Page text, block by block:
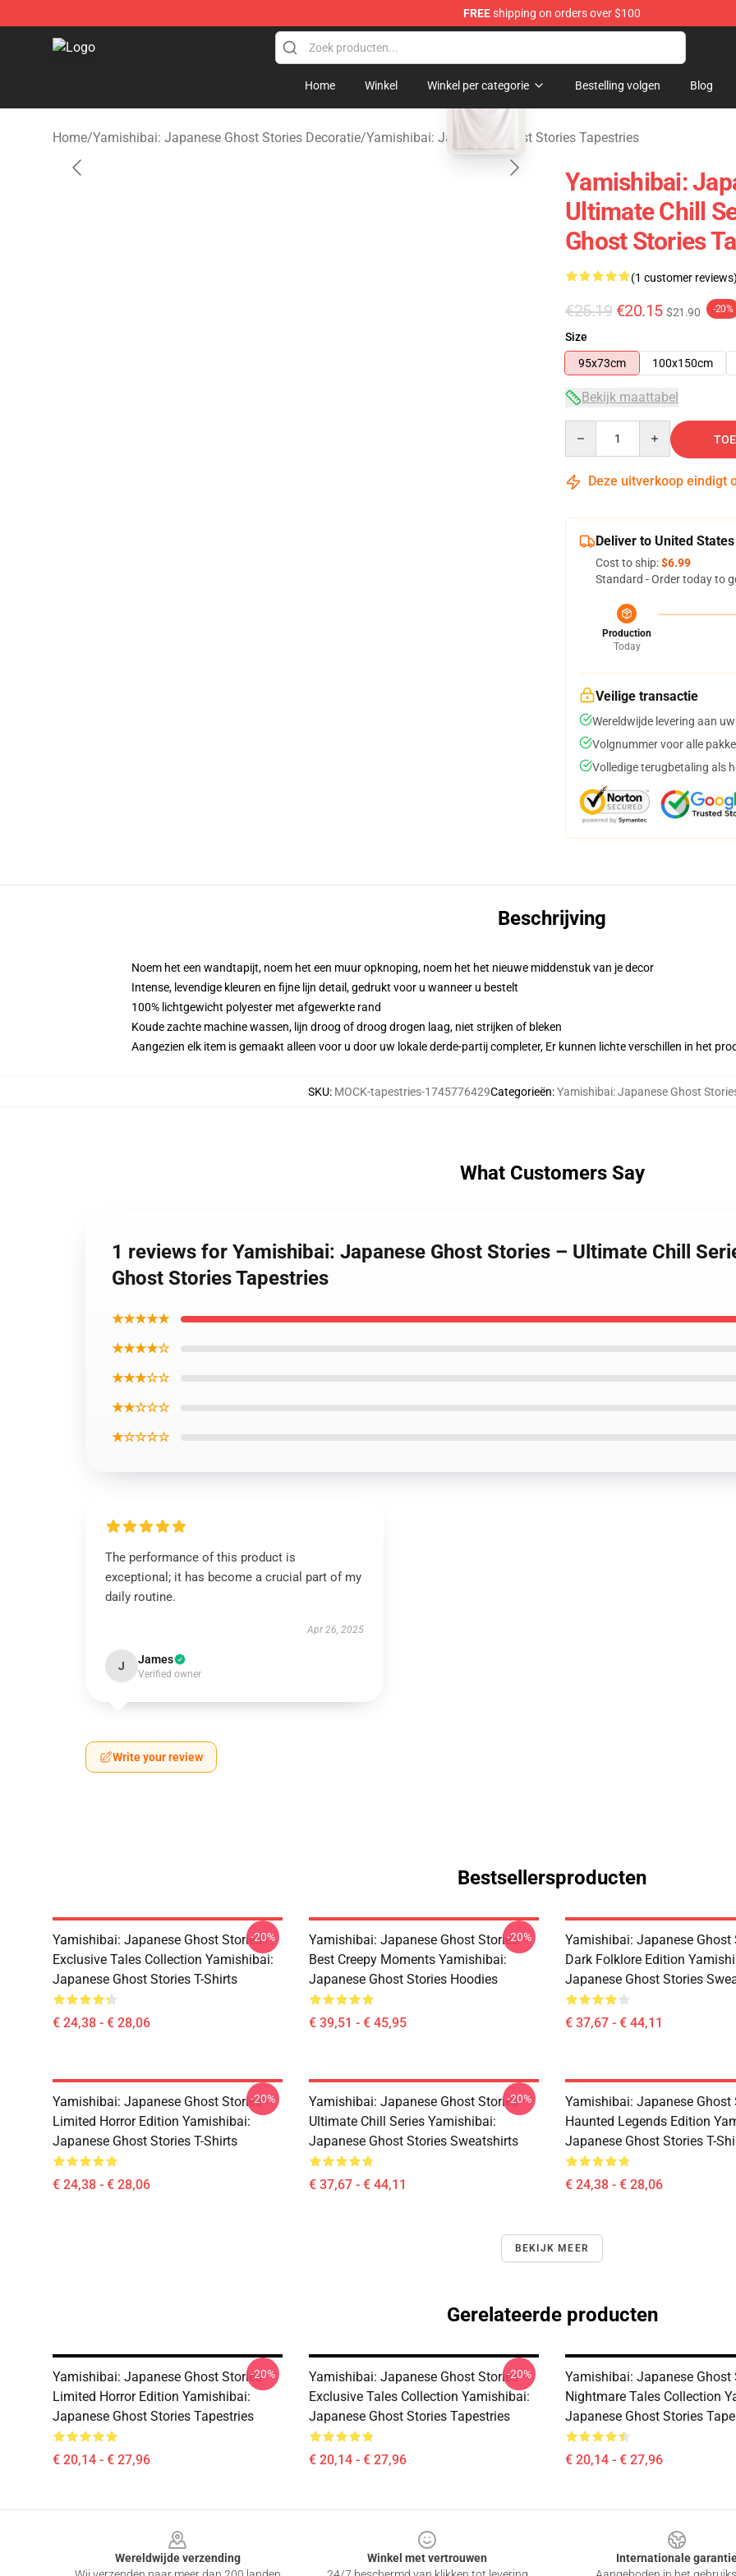
FREEshipping on orders over $100
Yamishibai: Japanese Ghost Stories Shop - Official Yamishibai: Japanese Ghost Stories Merchandise Store
Home Winkel Winkel per categorie Bestelling volgen Blog
Home/Yamishibai: Japanese Ghost Stories Decoratie/Yamishibai: Japanese Ghost Stories Tapestries
Yamishibai:
Ultimate Chill
Ghost Stories
(1 customer reviews)
€25.19 €20.15 $21.90 -20%
Size
95x73cm
100x150cm
Bekijk maattabel
Deze uitverkoop eindigt
Deliver to United States
Cost to ship:$6.99
Standard - Order today to
Production
Today
Veilige transactie
Wereldwijde levering aan
Volgnummer voor alle
Volledige terugbetaling als
Beschrijving
Noem het een wandtapijt, noem het een muur opknoping, noem het het nieuwe middenstuk van je decor
Intense, levendige kleuren en fijne lijn detail, gedrukt voor u wanneer u bestelt
100% lichtgewicht polyester met afgewerkte rand
Koude zachte machine wassen, lijn droog of droog drogen laag, niet strijken of bleken
Aangezien elk item is gemaakt alleen voor u door uw lokale derde-partij completer, Er kunnen lichte verschillen in het
SKU: MOCK-tapestries-1745776429Categorieën:Yamishibai: Japanese Ghost
What Customers Say
1 reviews for Yamishibai: Japanese Ghost Stories – Ultimate Chill
Ghost Stories Tapestries
★★★★★
★★★★☆
★★★☆☆
★★☆☆☆
★☆☆☆☆
The performance of this product is
exceptional; it has become a crucial part of my
daily routine.
Apr 26, 2025
J James
Verified owner
Write your review
Bestsellersproducten
Yamishibai: Japanese Ghost Stories –
Exclusive Tales Collection Yamishibai:
Japanese Ghost Stories T-Shirts
€ 24,38 - € 28,06
-20%
Yamishibai: Japanese Ghost Stories –
Best Creepy Moments Yamishibai:
Japanese Ghost Stories Hoodies
€ 39,51 - € 45,95
-20%
Yamishibai: Japanese Ghost
Dark Folklore Edition
Japanese Ghost Stories
€ 37,67 - € 44,11
Yamishibai: Japanese Ghost Stories –
Limited Horror Edition Yamishibai:
Japanese Ghost Stories T-Shirts
€ 24,38 - € 28,06
-20%
Yamishibai: Japanese Ghost Stories –
Ultimate Chill Series Yamishibai:
Japanese Ghost Stories Sweatshirts
€ 37,67 - € 44,11
-20%
Yamishibai: Japanese Ghost
Haunted Legends Edition
Japanese Ghost Stories T-
€ 24,38 - € 28,06
BEKIJK MEER
Gerelateerde producten
Yamishibai: Japanese Ghost Stories –
Limited Horror Edition Yamishibai:
Japanese Ghost Stories Tapestries
€ 20,14 - € 27,96
-20%
Yamishibai: Japanese Ghost Stories –
Exclusive Tales Collection Yamishibai:
Japanese Ghost Stories Tapestries
€ 20,14 - € 27,96
-20%
Yamishibai: Japanese Ghost
Nightmare Tales Collection
Japanese Ghost Stories
€ 20,14 - € 27,96
Wereldwijde verzending
Winkel met vertrouwen
Internationale